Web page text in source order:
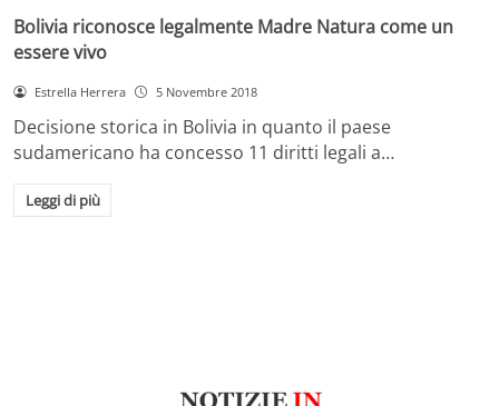
Bolivia riconosce legalmente Madre Natura come un
essere vivo
Estrella Herrera 5 Novembre 2018
Decisione storica in Bolivia in quanto il paese
sudamericano ha concesso 11 diritti legali a…
Leggi di più